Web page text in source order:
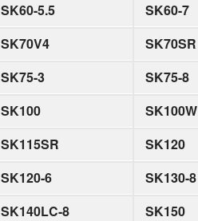
SK60-5.5
SK60-7
SK70V4
SK70SR
SK75-3
SK75-8
SK100
SK100W
SK115SR
SK120
SK120-6
SK130-8
SK140LC-8
SK150